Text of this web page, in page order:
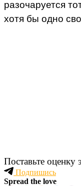
разочаруется
хотя бы одно
Поставьте оценку
Подпишись
Spread the love